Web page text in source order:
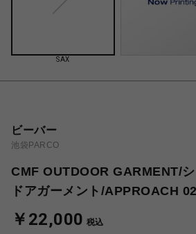
SAX
ビーバー
池袋PARCO
CMF OUTDOOR GARMENT/
ドアガーメント/APPROACH
￥22,000 税込